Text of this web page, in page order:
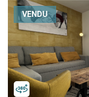
VENDU